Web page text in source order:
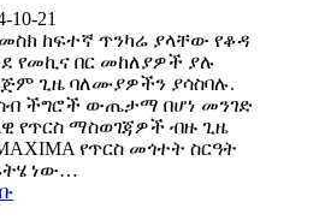
10-21
ከፍተኛ ጥንካሬ ያላቸው የቆዳ
የመኪና በር መከለያዎች ያሉ
ጊዜ ባለሙያዎችን ያሳስባሉ.
ችግሮች ውጤታማ በሆነ መንገድ
የጥርስ ማስወገጃዎች ብዙ ጊዜ
የጥርስ መጎተት ስርዓት
ነው…